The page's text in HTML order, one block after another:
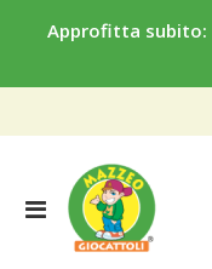
Approfitta subito:
Toggle
Nav